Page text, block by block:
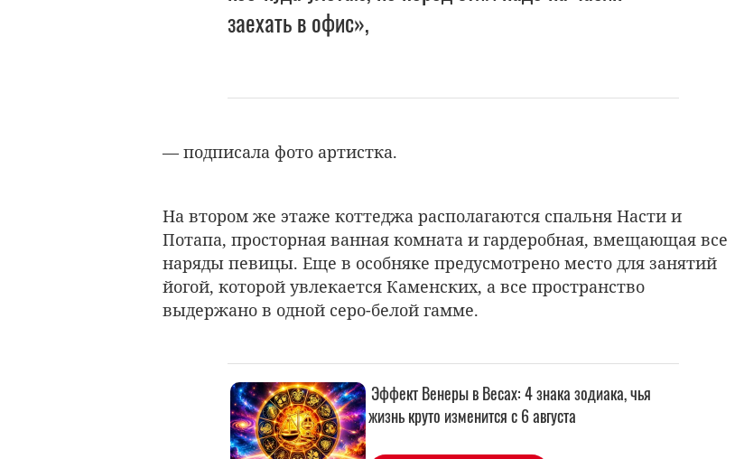
заехать в офис»,
— подписала фото артистка.
На втором же этаже коттеджа располагаются спальня Насти и
Потапа, просторная ванная комната и гардеробная, вмещающая все
наряды певицы. Еще в особняке предусмотрено место для занятий
йогой, которой увлекается Каменских, а все пространство
выдержано в одной серо-белой гамме.